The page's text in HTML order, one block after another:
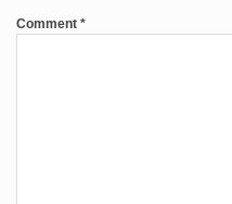
Comment *